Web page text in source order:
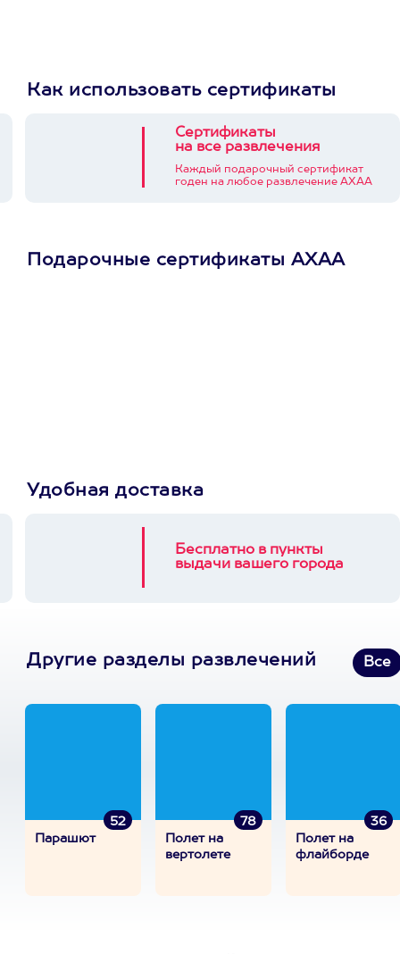
Как использовать сертификаты
Сертификаты
на все развлечения
Каждый подарочный сертификат
годен на любое развлечение АХАА
Подарочные сертификаты АХАА
Удобная доставка
Бесплатно в пункты
выдачи вашего города
Другие разделы развлечений Все
52
Парашют
78
Полет на
вертолете
36
Полет на
флайборде